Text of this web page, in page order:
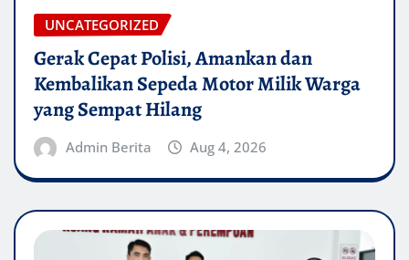
UNCATEGORIZED
Gerak Cepat Polisi, Amankan dan
Kembalikan Sepeda Motor Milik Warga
yang Sempat Hilang
Admin Berita Aug 4, 2026